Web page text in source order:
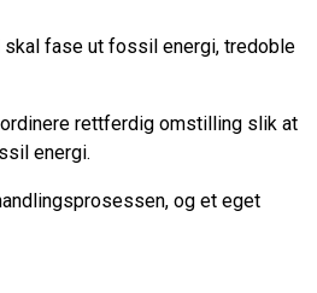
skal fase ut fossil energi, tredoble
rettferdig omstilling slik at
energi.
og et eget